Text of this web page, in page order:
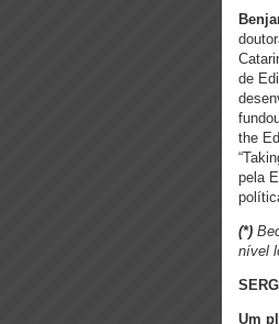
de
the
pela
(*)
nível
Um